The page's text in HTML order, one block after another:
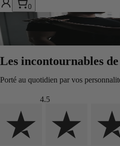
0
Les incontournables
Porté au quotidien par vos
4.5